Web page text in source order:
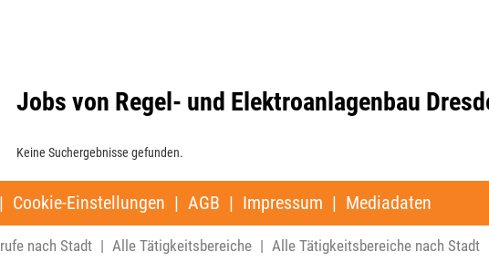
Jobs von Regel- und Elektroanlagenbau
Keine Suchergebnisse gefunden.
| Cookie-Einstellungen | AGB | Impressum | Mediadaten
nach Stadt | Alle Tätigkeitsbereiche | Alle Tätigkeitsbereiche nach Stadt